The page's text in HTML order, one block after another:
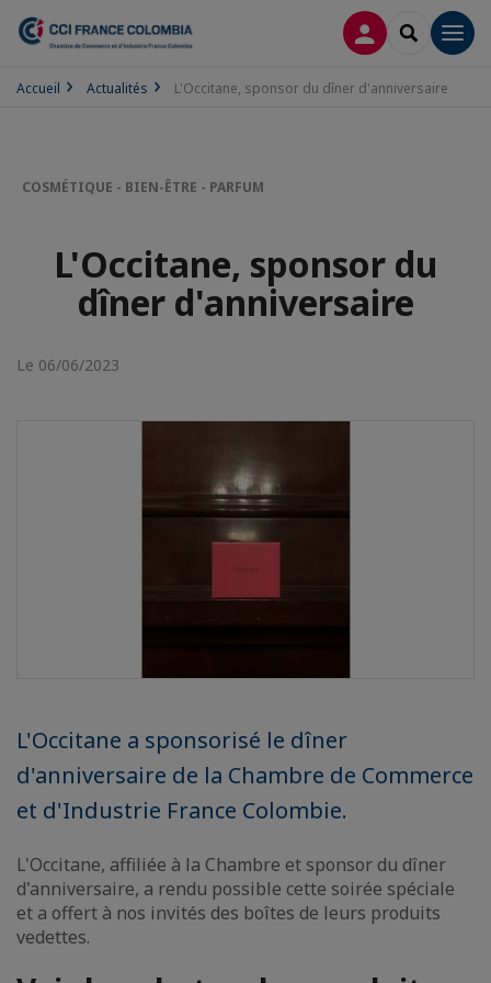
CONNEXION
Accueil Actualités L'Occitane, sponsor du dîner d'anniversaire
COSMÉTIQUE - BIEN-ÊTRE - PARFUM
L'Occitane, sponsor du
dîner d'anniversaire
Le 06/06/2023
L'Occitane a sponsorisé le dîner
d'anniversaire de la Chambre de Commerce
et d'Industrie France Colombie.
L'Occitane, affiliée à la Chambre et sponsor du dîner
d'anniversaire, a rendu possible cette soirée spéciale
et a offert à nos invités des boîtes de leurs produits
vedettes.